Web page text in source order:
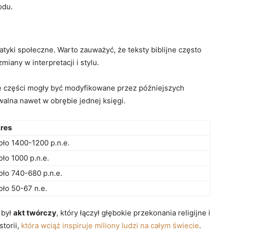
społeczne. Warto zauważyć, że teksty biblijne często
w interpretacji i stylu.
mogły być modyfikowane przez późniejszych
nawet w obrębie jednej księgi.
1400-1200 p.n.e.
1000 p.n.e.
740-680 p.n.e.
50-67 n.e.
akt twórczy, który łączył głębokie przekonania religijne i
która wciąż inspiruje miliony ludzi na całym świecie.